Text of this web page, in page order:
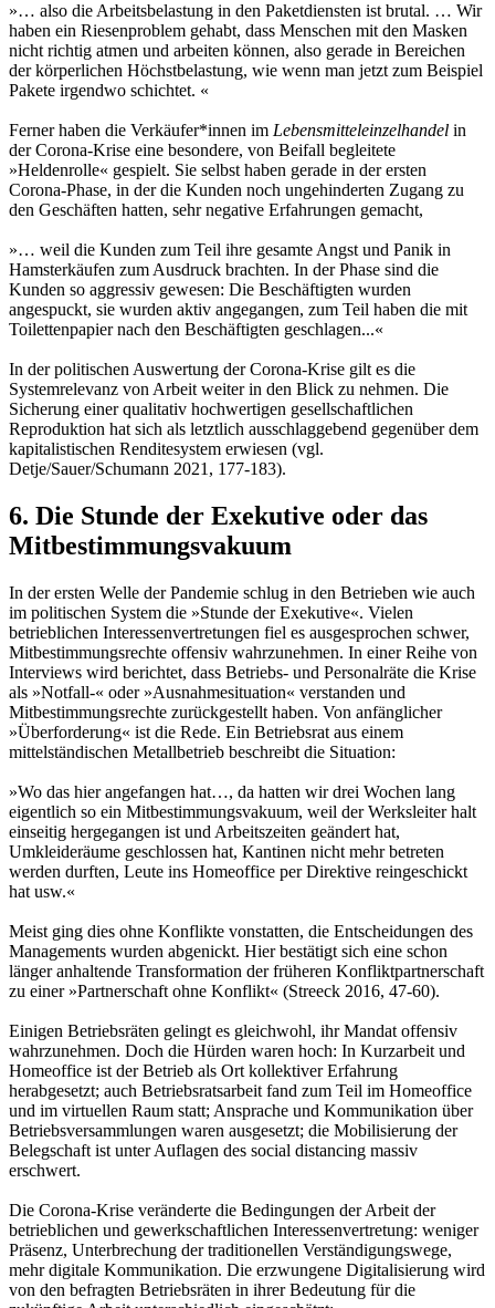
»… also die Arbeitsbelastung in den Paketdiensten ist brutal. … Wir
haben ein Riesenproblem gehabt, dass Menschen mit den Masken
nicht richtig atmen und arbeiten können, also gerade in Bereichen
der körperlichen Höchstbelastung, wie wenn man jetzt zum Beispiel
Pakete irgendwo schichtet. «
Ferner haben die Verkäufer*innen im Lebensmitteleinzelhandel in
der Corona-Krise eine besondere, von Beifall begleitete
»Heldenrolle« gespielt. Sie selbst haben gerade in der ersten
Corona-Phase, in der die Kunden noch ungehinderten Zugang zu
den Geschäften hatten, sehr negative Erfahrungen gemacht,
»… weil die Kunden zum Teil ihre gesamte Angst und Panik in
Hamsterkäufen zum Ausdruck brachten. In der Phase sind die
Kunden so aggressiv gewesen: Die Beschäftigten wurden
angespuckt, sie wurden aktiv angegangen, zum Teil haben die mit
Toilettenpapier nach den Beschäftigten geschlagen...«
In der politischen Auswertung der Corona-Krise gilt es die
Systemrelevanz von Arbeit weiter in den Blick zu nehmen. Die
Sicherung einer qualitativ hochwertigen gesellschaftlichen
Reproduktion hat sich als letztlich ausschlaggebend gegenüber dem
kapitalistischen Renditesystem erwiesen (vgl.
Detje/Sauer/Schumann 2021, 177-183).
6. Die Stunde der Exekutive oder das
Mitbestimmungsvakuum
In der ersten Welle der Pandemie schlug in den Betrieben wie auch
im politischen System die »Stunde der Exekutive«. Vielen
betrieblichen Interessenvertretungen fiel es ausgesprochen schwer,
Mitbestimmungsrechte offensiv wahrzunehmen. In einer Reihe von
Interviews wird berichtet, dass Betriebs- und Personalräte die Krise
als »Notfall-« oder »Ausnahmesituation« verstanden und
Mitbestimmungsrechte zurückgestellt haben. Von anfänglicher
»Überforderung« ist die Rede. Ein Betriebsrat aus einem
mittelständischen Metallbetrieb beschreibt die Situation:
»Wo das hier angefangen hat…, da hatten wir drei Wochen lang
eigentlich so ein Mitbestimmungsvakuum, weil der Werksleiter halt
einseitig hergegangen ist und Arbeitszeiten geändert hat,
Umkleideräume geschlossen hat, Kantinen nicht mehr betreten
werden durften, Leute ins Homeoffice per Direktive reingeschickt
hat usw.«
Meist ging dies ohne Konflikte vonstatten, die Entscheidungen des
Managements wurden abgenickt. Hier bestätigt sich eine schon
länger anhaltende Transformation der früheren Konfliktpartnerschaft
zu einer »Partnerschaft ohne Konflikt« (Streeck 2016, 47-60).
Einigen Betriebsräten gelingt es gleichwohl, ihr Mandat offensiv
wahrzunehmen. Doch die Hürden waren hoch: In Kurzarbeit und
Homeoffice ist der Betrieb als Ort kollektiver Erfahrung
herabgesetzt; auch Betriebsratsarbeit fand zum Teil im Homeoffice
und im virtuellen Raum statt; Ansprache und Kommunikation über
Betriebsversammlungen waren ausgesetzt; die Mobilisierung der
Belegschaft ist unter Auflagen des social distancing massiv
erschwert.
Die Corona-Krise veränderte die Bedingungen der Arbeit der
betrieblichen und gewerkschaftlichen Interessenvertretung: weniger
Präsenz, Unterbrechung der traditionellen Verständigungswege,
mehr digitale Kommunikation. Die erzwungene Digitalisierung wird
von den befragten Betriebsräten in ihrer Bedeutung für die